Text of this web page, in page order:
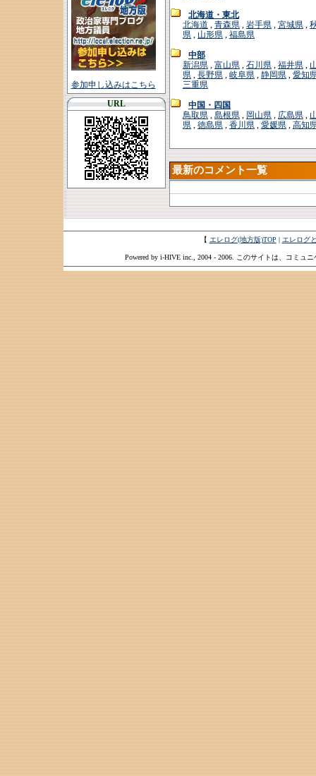
参加申し込みはこちら
URL
北海道・東北
北海道 , 青森県 , 岩手県 , 宮城県 ,
県 , 山形県 , 福島県
中部
新潟県 , 富山県 , 石川県 , 福井県 ,
県 , 長野県 , 岐阜県 , 静岡県 , 愛知
三重県
中国・四国
鳥取県 , 島根県 , 岡山県 , 広島県 ,
県 , 徳島県 , 香川県 , 愛媛県 , 高知
最新のコメント一覧
【 エレログ(地方版)TOP | エレログ
Powered by i-HIVE inc., 2004 - 2006. このサイトは、コミュ